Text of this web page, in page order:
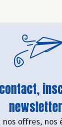
nos offres, nos